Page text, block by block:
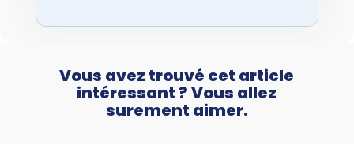
Vous avez trouvé cet article
intéressant ? Vous allez
surement aimer.